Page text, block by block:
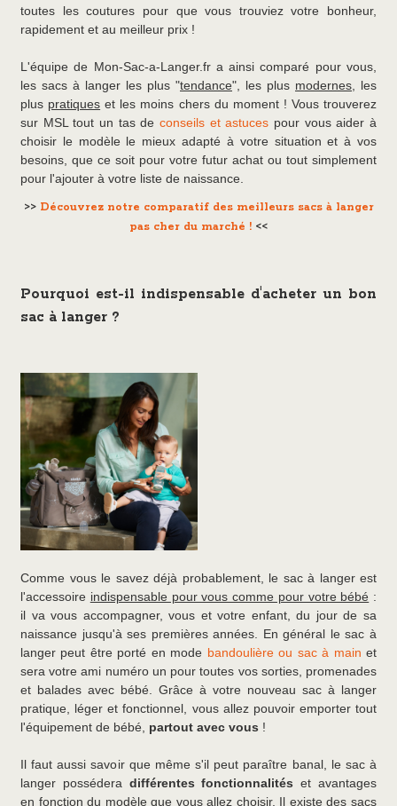
toutes les coutures pour que vous trouviez votre bonheur,
rapidement et au meilleur prix !
L'équipe de Mon-Sac-a-Langer.fr a ainsi comparé pour vous,
les sacs à langer les plus "tendance", les plus modernes,
les
plus pratiques et les moins chers du moment ! Vous trouverez
sur MSL tout un tas de conseils et astuces pour vous aider à
choisir le modèle le mieux adapté à votre situation et à vos
besoins, que ce soit pour votre futur achat ou tout simplement
pour l'ajouter à votre liste de naissance.
>> Découvrez notre comparatif des meilleurs sacs à langer
pas cher du marché ! <<
Pourquoi est-il indispensable d'acheter un bon
sac à langer ?
Comme vous le savez déjà probablement, le sac à langer est
l'accessoire indispensable pour vous comme pour votre bébé :
il va vous accompagner, vous et votre enfant, du jour de sa
naissance jusqu'à ses premières années. En général le sac à
langer peut être porté en mode bandoulière ou sac à main et
sera votre ami numéro un pour toutes vos sorties, promenades
et balades avec bébé. Grâce à votre nouveau sac à langer
pratique, léger et fonctionnel, vous allez pouvoir emporter tout
l'équipement de bébé, partout avec vous !
Il faut aussi savoir que même s'il peut paraître banal, le sac à
langer possédera différentes fonctionnalités et avantages
en fonction du modèle que vous allez choisir. Il existe des sacs